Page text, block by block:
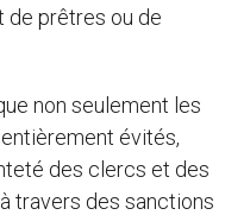
de prêtres ou de
non seulement les
évités,
des clercs et des
travers des sanctions